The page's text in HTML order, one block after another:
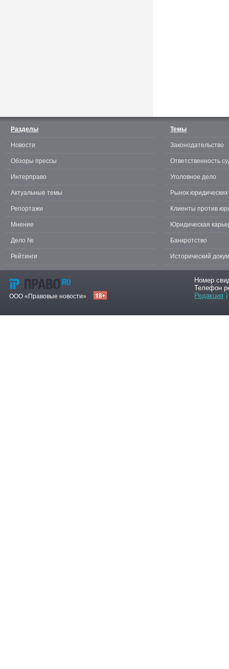
Разделы
Новости
Обзоры прессы
Интерправо
Актуальные темы
Репортажи
Мнение
Дело №
Рейтинги
Темы
Законодательство
Ответственность
Уголовное дело
Рынок юридических
Клиенты против
Юридическая
Банкротство
Исторический
ООО «Правовые новости»
Номер
Телефон
Редакция